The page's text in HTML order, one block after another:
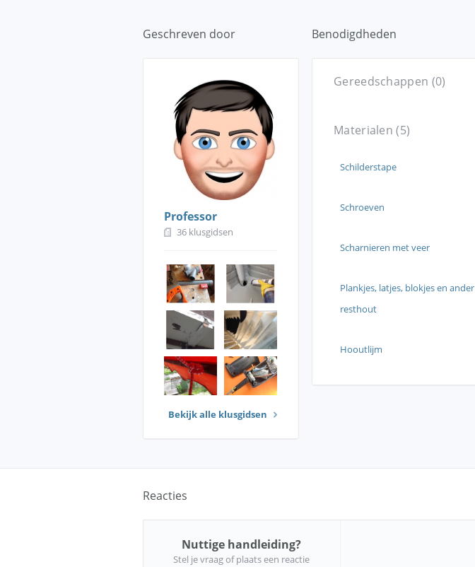
Geschreven door
Professor
36 klusgidsen
Bekijk alle klusgidsen
Benodigdheden
Gereedschappen (0)
Materialen (5)
Schilderstape
Schroeven
Scharnieren met veer
Plankjes, latjes, blokjes en ander
resthout
Hooutlijm
Reacties
Nuttige handleiding?
Stel je vraag of plaats een reactie